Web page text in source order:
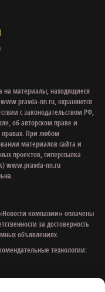
на материалы, находящиеся
nn.ru, охраняются
с законодательством РФ,
об авторском праве и
При любом
материалов сайта и
проектов, гиперссылка
www.pravda-nn.ru
компании» оплачены
за достоверность
объявлениях.
технологии: